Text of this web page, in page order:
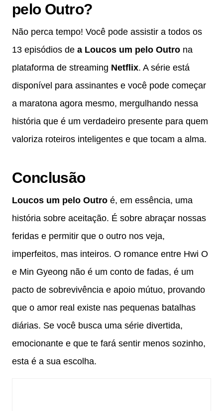
pelo Outro?
Não perca tempo! Você pode assistir a todos os
13 episódios de a Loucos um pelo Outro na
plataforma de streaming Netflix. A série está
disponível para assinantes e você pode começar
a maratona agora mesmo, mergulhando nessa
história que é um verdadeiro presente para quem
valoriza roteiros inteligentes e que tocam a alma.
Conclusão
Loucos um pelo Outro é, em essência, uma
história sobre aceitação. É sobre abraçar nossas
feridas e permitir que o outro nos veja,
imperfeitos, mas inteiros. O romance entre Hwi O
e Min Gyeong não é um conto de fadas, é um
pacto de sobrevivência e apoio mútuo, provando
que o amor real existe nas pequenas batalhas
diárias. Se você busca uma série divertida,
emocionante e que te fará sentir menos sozinho,
esta é a sua escolha.